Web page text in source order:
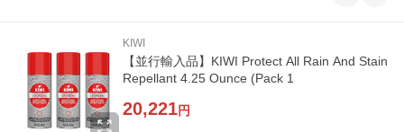
KIWI
【並行輸入品】KIWI Protect All Rain And Stain
Repellant 4.25 Ounce (Pack 1
20,221円